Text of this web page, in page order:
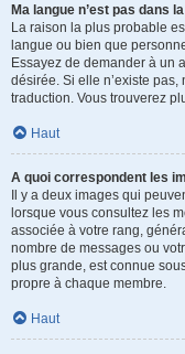
Ma langue n’est pas dans
La raison la plus probable
langue ou bien que
Essayez de demander à un
désirée. Si elle n’existe
traduction. Vous trouverez
Haut
A quoi correspondent les
Il y a deux images qui
lorsque vous consultez les
associée à votre rang,
nombre de messages ou
plus grande, est connue
propre à chaque membre.
Haut